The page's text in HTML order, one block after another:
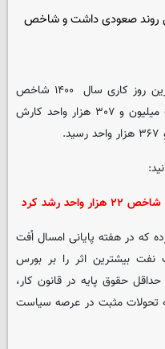
روند صعودی داشت و شاخص
، آخرین روز کاری سال ۱۴۰۰ شاخص
کل بورس از ابتدای سال که در تراز یک میلیون و ۳۰۷ هزار واحد کارش
که در هفته پایانی امسال اُفت
بیشترین اثر را بر بورس
رشد ۵۷ درصدی حداقل حقوق پایه در قانون کار،
تحولات مثبت در عرصه سیاست